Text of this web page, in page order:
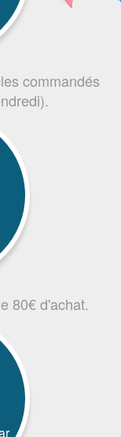
commandés
80€ d'achat.